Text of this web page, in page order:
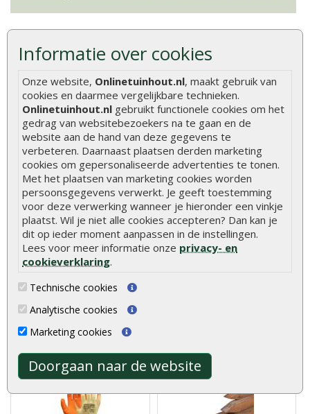
Informatie over cookies
Onze website, Onlinetuinhout.nl, maakt gebruik van
cookies en daarmee vergelijkbare technieken.
Onlinetuinhout.nl gebruikt functionele cookies om het
gedrag van websitebezoekers na te gaan en de
website aan de hand van deze gegevens te
verbeteren. Daarnaast plaatsen derden marketing
cookies om gepersonaliseerde advertenties te tonen.
Met het plaatsen van marketing cookies worden
persoonsgegevens verwerkt. Je geeft toestemming
voor deze verwerking wanneer je hieronder een vinkje
plaatst. Wil je niet alle cookies accepteren? Dan kan je
dit op ieder moment aanpassen in de instellingen.
Lees voor meer informatie onze privacy- en
cookieverklaring.
Technische cookies
Analytische cookies
Marketing cookies
Doorgaan naar de website
Beoordelingen
Geef beoordeling
Aanbevolen producten
Schroeven RVS 4 x 30 mm
torx (per 200 stuks)
RVS schroeven gebruikt u in
hardh..
€ 13,85
Asfaltnagels verzonken 3
x 15 mm (per zak)